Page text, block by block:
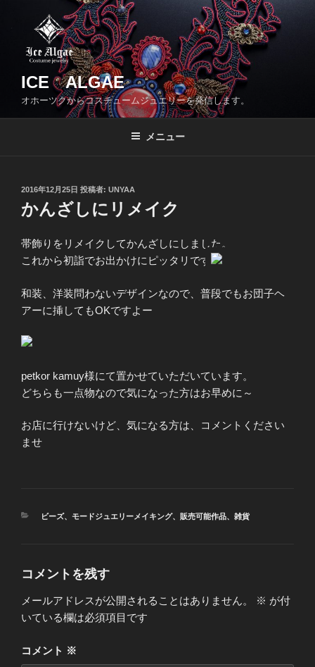
ICE ALGAE
オホーツクからコスチュームジュエリーを発信します。
メニュー
投
稿
日:
2016年12月25日 投稿者: UNYAA
かんざしにリメイク
帯飾りをリメイクしてかんざしにしました。
これから初詣でお出かけにピッタリです
和装、洋装問わないデザインなので、普段でもお団子ヘ
アーに挿してもOKですよー
petkor kamuy様にて置かせていただいています。
どちらも一点物なので気になった方はお早めに～
お店に行けないけど、気になる方は、コメントください
ませ
カ
ビーズ、 モードジュエリーメイキング、 販売可能作品、 雑貨
コメントを残す
メールアドレスが公開されることはありません。 ※ が付
いている欄は必須項目です
コメント ※